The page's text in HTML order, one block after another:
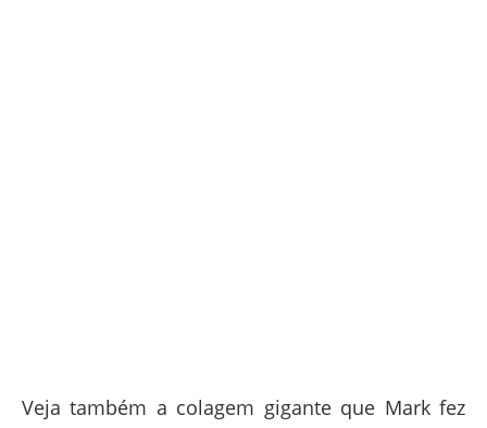
Veja também a colagem gigante que Mark fez